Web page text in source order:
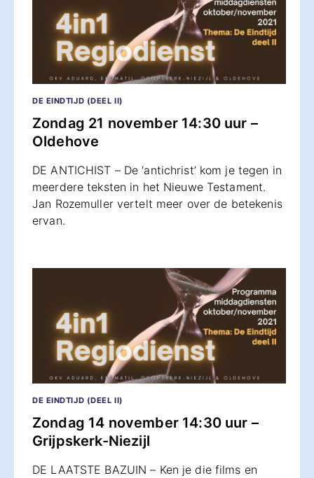
DE EINDTIJD (DEEL II)
Zondag 21 november 14:30 uur –
Oldehove
DE ANTICHIST – De ‘antichrist’ kom je tegen in
meerdere teksten in het Nieuwe Testament.
Jan Rozemuller vertelt meer over de betekenis
ervan.
DE EINDTIJD (DEEL II)
Zondag 14 november 14:30 uur –
Grijpskerk-Niezijl
DE LAATSTE BAZUIN – Ken je die films en